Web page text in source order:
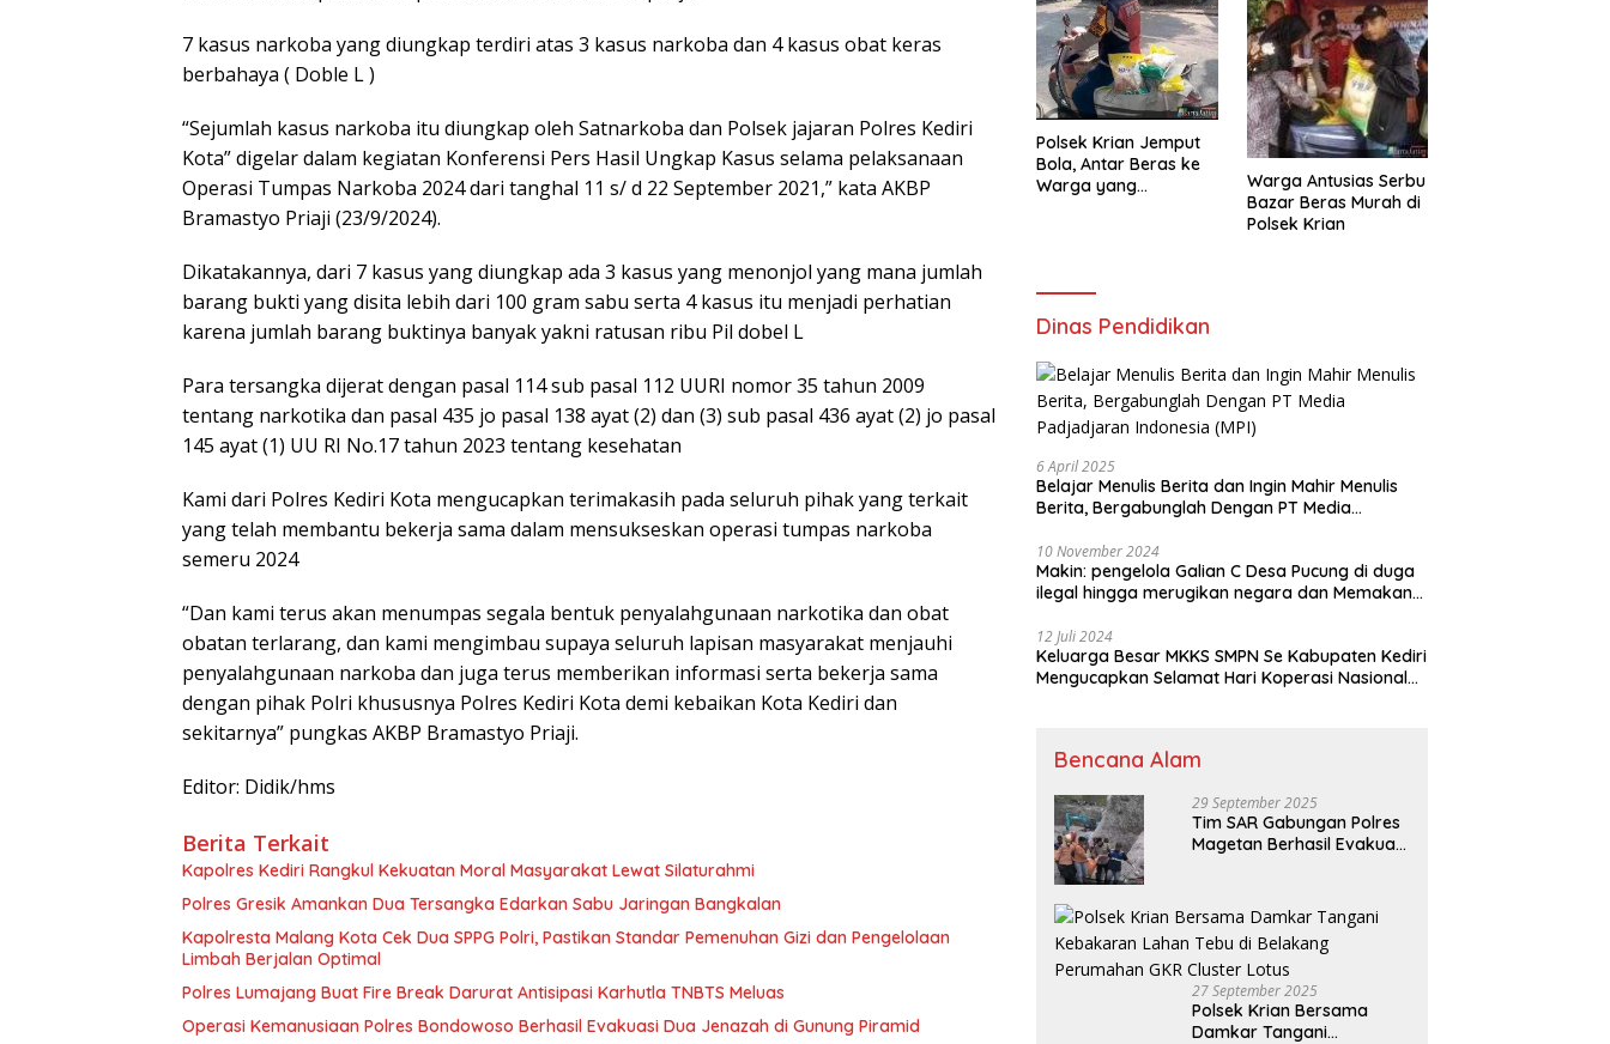
7 kasus narkoba yang diungkap terdiri atas 3 kasus narkoba dan 4 kasus obat keras
berbahaya ( Doble L )
“Sejumlah kasus narkoba itu diungkap oleh Satnarkoba dan Polsek jajaran Polres Kediri
Kota” digelar dalam kegiatan Konferensi Pers Hasil Ungkap Kasus selama pelaksanaan
Operasi Tumpas Narkoba 2024 dari tanghal 11 s/ d 22 September 2021,” kata AKBP
Bramastyo Priaji (23/9/2024).
Dikatakannya, dari 7 kasus yang diungkap ada 3 kasus yang menonjol yang mana jumlah
barang bukti yang disita lebih dari 100 gram sabu serta 4 kasus itu menjadi perhatian
karena jumlah barang buktinya banyak yakni ratusan ribu Pil dobel L
Para tersangka dijerat dengan pasal 114 sub pasal 112 UURI nomor 35 tahun 2009
tentang narkotika dan pasal 435 jo pasal 138 ayat (2) dan (3) sub pasal 436 ayat (2) jo pasal
145 ayat (1) UU RI No.17 tahun 2023 tentang kesehatan
Kami dari Polres Kediri Kota mengucapkan terimakasih pada seluruh pihak yang terkait
yang telah membantu bekerja sama dalam mensukseskan operasi tumpas narkoba
semeru 2024
“Dan kami terus akan menumpas segala bentuk penyalahgunaan narkotika dan obat
obatan terlarang, dan kami mengimbau supaya seluruh lapisan masyarakat menjauhi
penyalahgunaan narkoba dan juga terus memberikan informasi serta bekerja sama
dengan pihak Polri khususnya Polres Kediri Kota demi kebaikan Kota Kediri dan
sekitarnya” pungkas AKBP Bramastyo Priaji.
Editor: Didik/hms
Berita Terkait
Kapolres Kediri Rangkul Kekuatan Moral Masyarakat Lewat Silaturahmi
Polres Gresik Amankan Dua Tersangka Edarkan Sabu Jaringan Bangkalan
Kapolresta Malang Kota Cek Dua SPPG Polri, Pastikan Standar Pemenuhan Gizi dan Pengelolaan
Limbah Berjalan Optimal
Polres Lumajang Buat Fire Break Darurat Antisipasi Karhutla TNBTS Meluas
Operasi Kemanusiaan Polres Bondowoso Berhasil Evakuasi Dua Jenazah di Gunung Piramid
Polsek Krian Jemput
Bola, Antar Beras ke
Warga yang
Warga Antusias Serbu
Bazar Beras Murah di
Polsek Krian
Dinas Pendidikan
6 April 2025
Belajar Menulis Berita dan Ingin Mahir Menulis
Berita, Bergabunglah Dengan PT Media
10 November 2024
Makin: pengelola Galian C Desa Pucung di duga
ilegal hingga merugikan negara dan Memakan
12 Juli 2024
Keluarga Besar MKKS SMPN Se Kabupaten Kediri
Mengucapkan Selamat Hari Koperasi Nasional
Bencana Alam
29 September 2025
Tim SAR Gabungan Polres
Magetan Berhasil Evakuasi
27 September 2025
Polsek Krian Bersama
Damkar Tangani